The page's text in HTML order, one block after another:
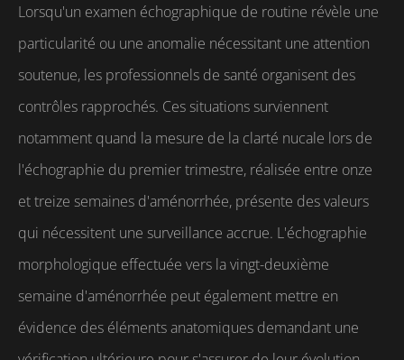
Lorsqu'un examen échographique de routine révèle une
particularité ou une anomalie nécessitant une attention
soutenue, les professionnels de santé organisent des
contrôles rapprochés. Ces situations surviennent
notamment quand la mesure de la clarté nucale lors de
l'échographie du premier trimestre, réalisée entre onze
et treize semaines d'aménorrhée, présente des valeurs
qui nécessitent une surveillance accrue. L'échographie
morphologique effectuée vers la vingt-deuxième
semaine d'aménorrhée peut également mettre en
évidence des éléments anatomiques demandant une